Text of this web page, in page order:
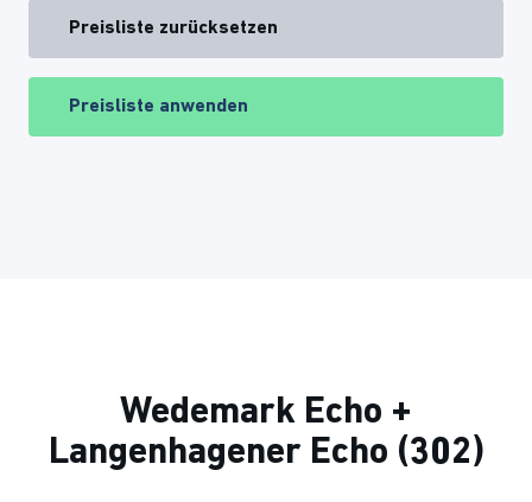
Preisliste zurücksetzen
Preisliste anwenden
Wedemark Echo +
Langenhagener Echo (302)